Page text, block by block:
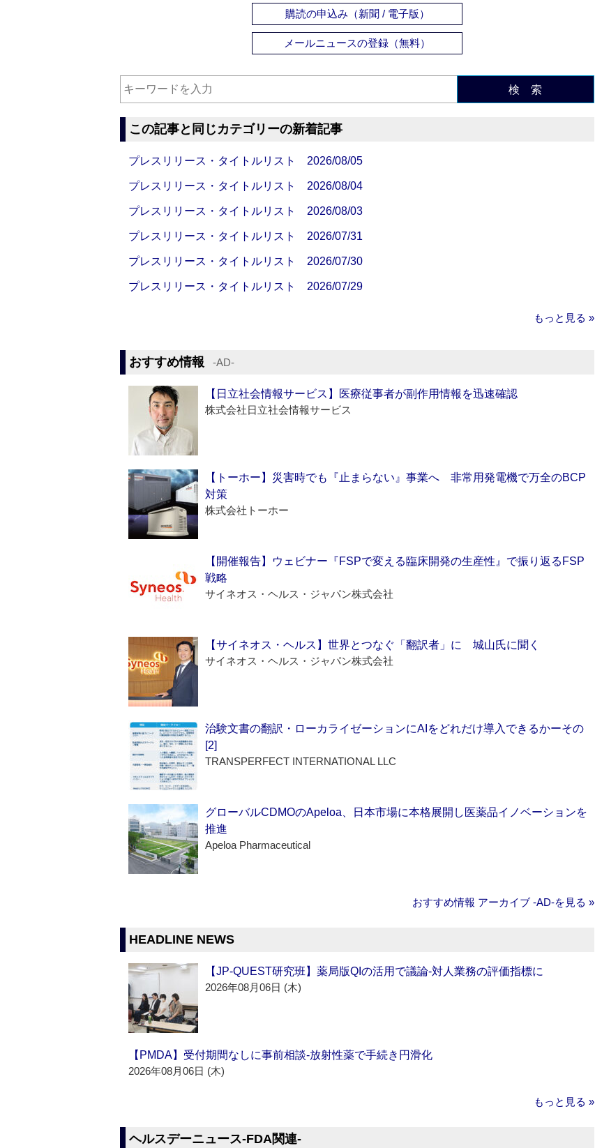
購読の申込み（新聞 / 電子版）
メールニュースの登録（無料）
検 索
この記事と同じカテゴリーの新着記事
プレスリリース・タイトルリスト 2026/08/05
プレスリリース・タイトルリスト 2026/08/04
プレスリリース・タイトルリスト 2026/08/03
プレスリリース・タイトルリスト 2026/07/31
プレスリリース・タイトルリスト 2026/07/30
プレスリリース・タイトルリスト 2026/07/29
もっと見る »
おすすめ情報 ‐AD‐
【日立社会情報サービス】医療従事者が副作用情報を迅速確認
株式会社日立社会情報サービス
【トーホー】災害時でも『止まらない』事業へ 非常用発電機で万全のBCP
対策
株式会社トーホー
【開催報告】ウェビナー『FSPで変える臨床開発の生産性』で振り返るFSP
戦略
サイネオス・ヘルス・ジャパン株式会社
【サイネオス・ヘルス】世界とつなぐ「翻訳者」に 城山氏に聞く
サイネオス・ヘルス・ジャパン株式会社
治験文書の翻訳・ローカライゼーションにAIをどれだけ導入できるかーその
[2]
TRANSPERFECT INTERNATIONAL LLC
グローバルCDMOのApeloa、日本市場に本格展開し医薬品イノベーションを
推進
Apeloa Pharmaceutical
おすすめ情報 アーカイブ ‐AD‐を見る »
HEADLINE NEWS
【JP-QUEST研究班】薬局版QIの活用で議論‐対人業務の評価指標に
2026年08月06日 (木)
【PMDA】受付期間なしに事前相談‐放射性薬で手続き円滑化
2026年08月06日 (木)
もっと見る »
ヘルスデーニュース‐FDA関連‐